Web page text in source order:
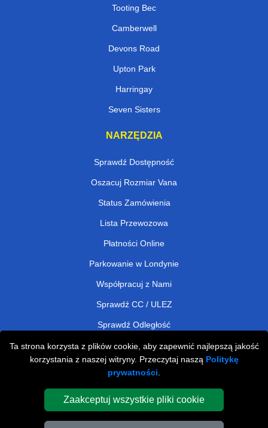
Ta strona korzysta z plików cookie, aby zapewnić najlepszą jakość
korzystania z naszej witryny. Przeczytaj naszą Politykę
prywatności
Zaakceptuj wszystkie pliki cookie
Tooting Bec
Camberwell
Devons Road
Upton Park
Harringay
Seven Sisters
NARZĘDZIA
Sprawdź Dostępność
Oszacuj Rozmiar Vana
Status Zamówienia
Lista Przewozowa
Płatności Online
Parkowanie w Londynie
Współpracuj z Nami
Sprawdź CC / ULEZ
Sprawdź Odległość
Man and Van Removals